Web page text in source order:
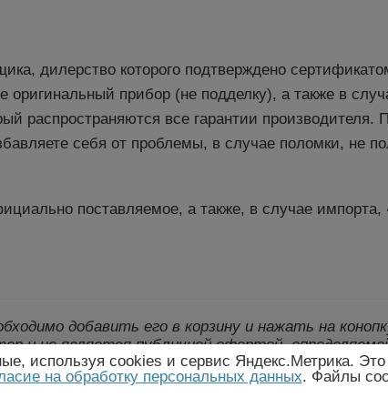
дилерство которого подтверждено
оригинальный прибор (не подделку), а также в
распространяются все гарантии производителя.
себя от проблемы, в случае поломки, не
поставляемое, а также, в случае
добавить его в корзину и нажать на
и не является публичной офертой,
поставки товара могут быть изменены
используя cookies и сервис Яндекс.Метрика. Это
на обработку персональных данных. Файлы